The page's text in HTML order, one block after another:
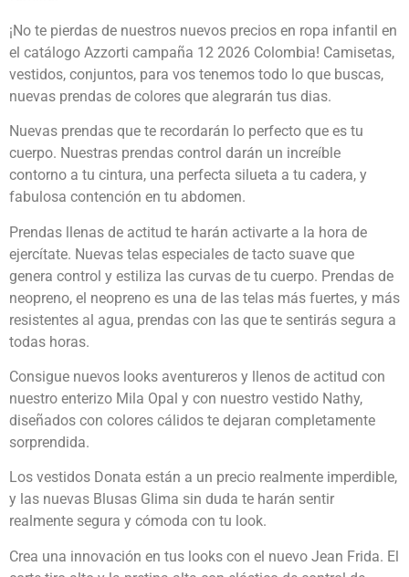
¡No te pierdas de nuestros nuevos precios en ropa infantil en
el catálogo Azzorti campaña 12 2026 Colombia! Camisetas,
vestidos, conjuntos, para vos tenemos todo lo que buscas,
nuevas prendas de colores que alegrarán tus dias.
Nuevas prendas que te recordarán lo perfecto que es tu
cuerpo. Nuestras prendas control darán un increíble
contorno a tu cintura, una perfecta silueta a tu cadera, y
fabulosa contención en tu abdomen.
Prendas llenas de actitud te harán activarte a la hora de
ejercítate. Nuevas telas especiales de tacto suave que
genera control y estiliza las curvas de tu cuerpo. Prendas de
neopreno, el neopreno es una de las telas más fuertes, y más
resistentes al agua, prendas con las que te sentirás segura a
todas horas.
Consigue nuevos looks aventureros y llenos de actitud con
nuestro enterizo Mila Opal y con nuestro vestido Nathy,
diseñados con colores cálidos te dejaran completamente
sorprendida.
Los vestidos Donata están a un precio realmente imperdible,
y las nuevas Blusas Glima sin duda te harán sentir
realmente segura y cómoda con tu look.
Crea una innovación en tus looks con el nuevo Jean Frida. El